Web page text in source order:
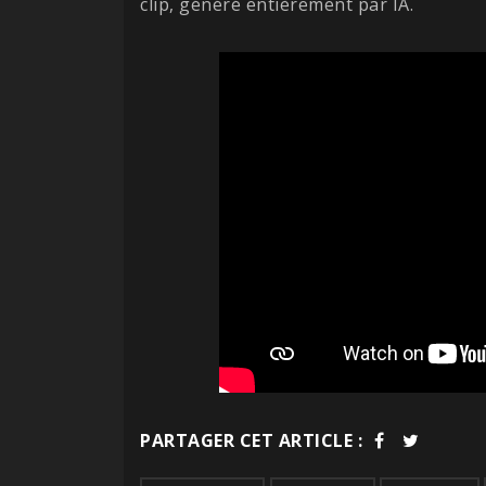
PARTAGER CET ARTICLE :